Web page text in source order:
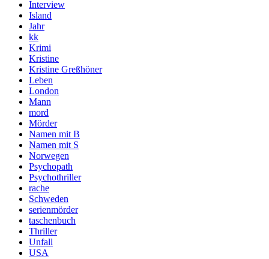
Interview
Island
Jahr
kk
Krimi
Kristine
Kristine Greßhöner
Leben
London
Mann
mord
Mörder
Namen mit B
Namen mit S
Norwegen
Psychopath
Psychothriller
rache
Schweden
serienmörder
taschenbuch
Thriller
Unfall
USA